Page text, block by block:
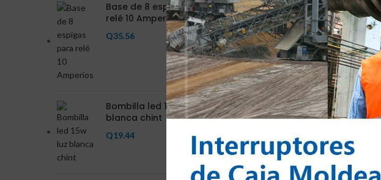
Base de 8 espigas para
relé 10 Amperios
Q35.56
Bombilla led 15w luz
blanca chint
Q19.44